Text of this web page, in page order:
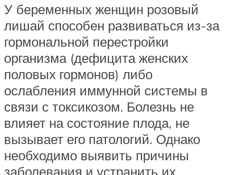
У беременных женщин розовый
лишай способен развиваться из-за
гормональной перестройки
организма (дефицита женских
половых гормонов) либо
ослабления иммунной системы в
связи с токсикозом. Болезнь не
влияет на состояние плода, не
вызывает его патологий. Однако
необходимо выявить причины
заболевания и устранить их,